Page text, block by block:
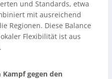
und Standards, etwa
mit ausreichend
Regionen. Diese Balance
Flexibilität ist aus
Kampf gegen den